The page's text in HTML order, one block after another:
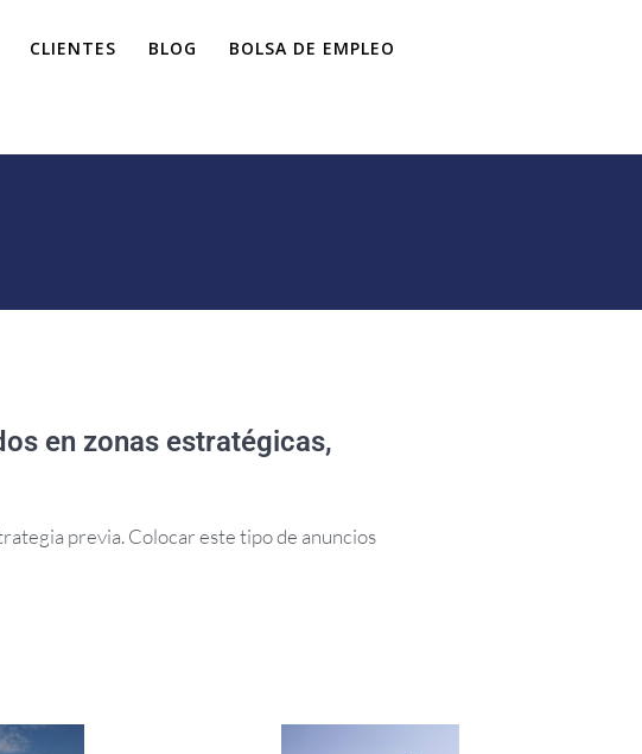
CLIENTES BLOG BOLSA DE EMPLEO
en zonas estratégicas,
previa. Colocar este tipo de anuncios